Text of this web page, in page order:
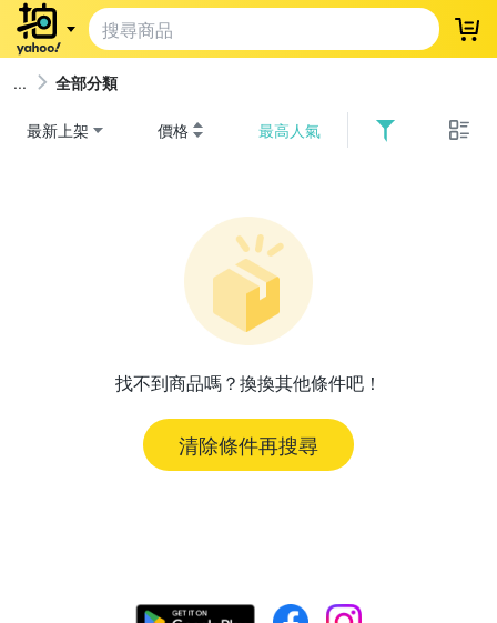
登
全部分類
最新上架 價格 最高人氣
找不到商品嗎？換換其他條件吧！
清除條件再搜尋